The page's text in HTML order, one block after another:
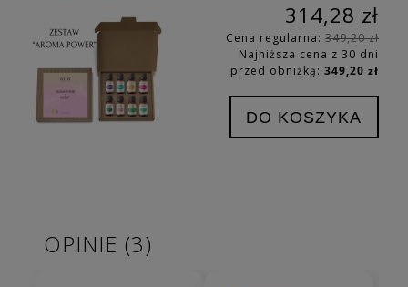
314,28 zł
Cena regularna: 349,20 zł
Najniższa cena z 30 dni
przed obniżką: 349,20 zł
DO KOSZYKA
OPINIE (3)